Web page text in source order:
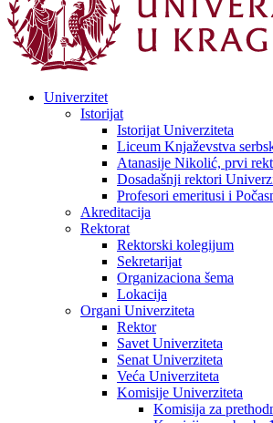
Univerzitet
Istorijat
Istorijat Univerziteta
Liceum Knjaževstva
Atanasije Nikolić, prvi
Dosadašnji rektori
Profesori emeritusi i
Akreditacija
Rektorat
Rektorski kolegijum
Sekretarijat
Organizaciona šema
Lokacija
Organi Univerziteta
Rektor
Savet Univerziteta
Senat Univerziteta
Veća Univerziteta
Komisije Univerziteta
Komisija za